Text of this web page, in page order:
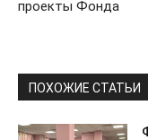
проекты Фонда
ПОХОЖИЕ СТАТЬИ